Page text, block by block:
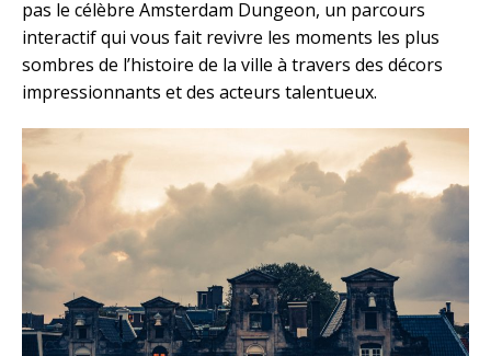
pas le célèbre Amsterdam Dungeon, un parcours
interactif qui vous fait revivre les moments les plus
sombres de l’histoire de la ville à travers des décors
impressionnants et des acteurs talentueux.